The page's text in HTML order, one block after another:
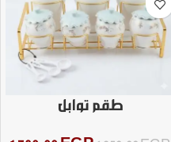
طقم توابل